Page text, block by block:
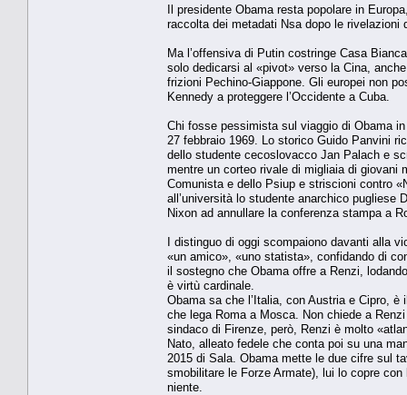
Il presidente Obama resta popolare in
raccolta dei metadati Nsa dopo le rivelazioni
Ma l’offensiva di Putin costringe Casa
solo dedicarsi al «pivot» verso la Cina,
frizioni Pechino-Giappone. Gli europei non
Kennedy a proteggere l’Occidente a Cuba.
Chi fosse pessimista sul viaggio di Obama
27 febbraio 1969. Lo storico Guido Panvini
dello studente cecoslovacco Jan Palach e
mentre un corteo rivale di migliaia di giovani
Comunista e dello Psiup e striscioni contro
all’università lo studente anarchico pugliese
Nixon ad annullare la conferenza stampa a
I distinguo di oggi scompaiono davanti alla
«un amico», «uno statista», confidando di
il sostegno che Obama offre a Renzi,
è virtù cardinale.
Obama sa che l’Italia, con Austria e Cipro,
che lega Roma a Mosca. Non chiede a
sindaco di Firenze, però, Renzi è molto
Nato, alleato fedele che conta poi su una
2015 di Sala. Obama mette le due cifre sul
smobilitare le Forze Armate), lui lo copre
niente.